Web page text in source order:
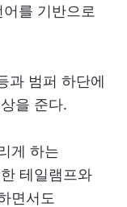
를 기반으로
과 범퍼 하단에
을 준다.
게 하는
테일램프와
면서도